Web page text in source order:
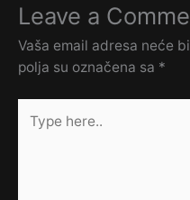
Leave a
Vaša email adresa neće
polja su označena sa *
here..